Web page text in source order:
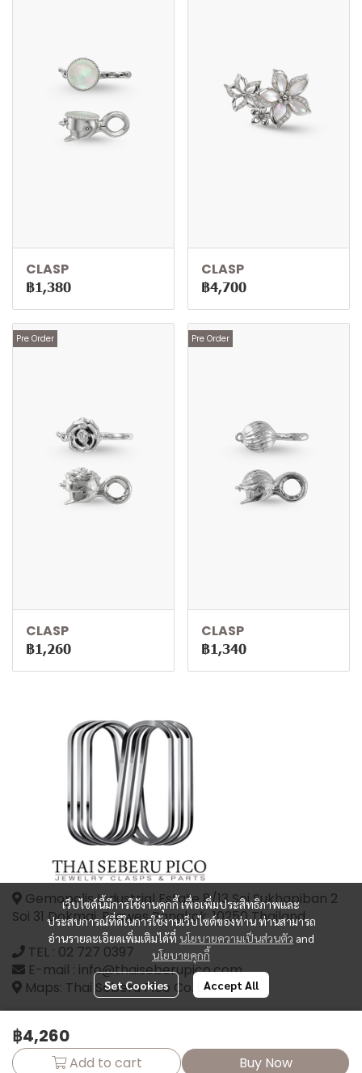
CLASP
฿1,380
CLASP
฿4,700
Pre Order
CLASP
฿1,260
Pre Order
CLASP
฿1,340
฿4,260
Add to cart Buy Now
เว็บไซต์นี้มีการใช้งานคุกกี้ เพื่อเพิ่มประสิทธิภาพและ
ประสบการณ์ที่ดีในการใช้งานเว็บไซต์ของท่าน ท่านสามารถ
อ่านรายละเอียดเพิ่มเติมได้ที่ นโยบายความเป็นส่วนตัว and
นโยบายคุกกี้
Set Cookies Accept All
Gemopolis Industrial Estate 8/13 Soi Sukhapiban 2
Soi 31 Dokmai, Prawes Bangkok, 10250 Thailand
TEL : 02 727 0397
E-mail : info@thaiseberupico.com
Maps: Thai Seberu Pico Co.,Ltd.